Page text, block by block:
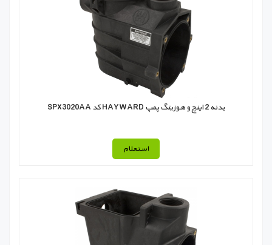
بدنه 2 اینچ و هوزينگ پمپ HAYWARD کد SPX3020AA
استعلام